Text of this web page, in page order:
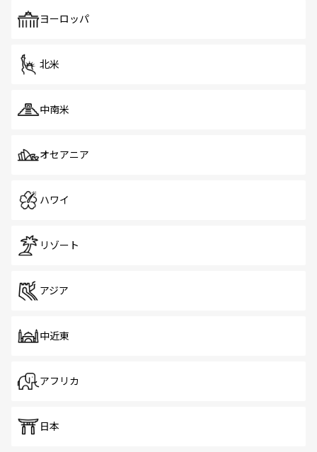
で、ホーカーズは地元の風情を楽しめる外せないスポット
ヨーロッパ
北米
中南米
オセアニア
ハワイ
リゾート
アジア
中近東
アフリカ
日本